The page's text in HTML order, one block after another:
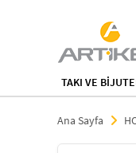
TAKI VE
Ana Sayfa